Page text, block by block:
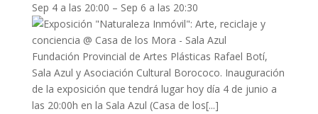
Sep 4 a las 20:00 – Sep 6 a las 20:30
Fundación Provincial de Artes Plásticas Rafael Botí,
Sala Azul y Asociación Cultural Borococo. Inauguración
de la exposición que tendrá lugar hoy día 4 de junio a
las 20:00h en la Sala Azul (Casa de los[...]